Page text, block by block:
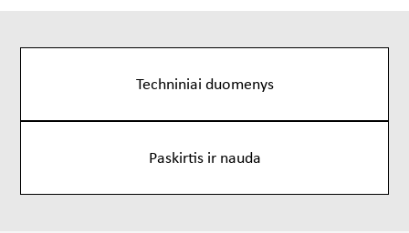
Techniniai duomenys
Paskirtis ir nauda